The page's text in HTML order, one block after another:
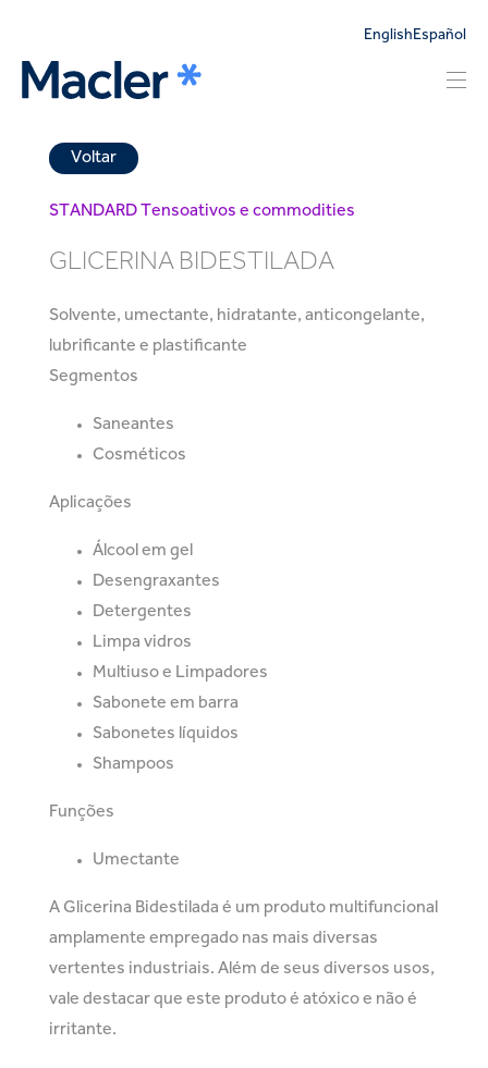
English Español
Voltar
STANDARD Tensoativos e commodities
GLICERINA BIDESTILADA
Solvente, umectante, hidratante, anticongelante,
lubrificante e plastificante
Segmentos
Saneantes
Cosméticos
Aplicações
Álcool em gel
Desengraxantes
Detergentes
Limpa vidros
Multiuso e Limpadores
Sabonete em barra
Sabonetes líquidos
Shampoos
Funções
Umectante
A Glicerina Bidestilada é um produto multifuncional
amplamente empregado nas mais diversas
vertentes industriais. Além de seus diversos usos,
vale destacar que este produto é atóxico e não é
irritante.